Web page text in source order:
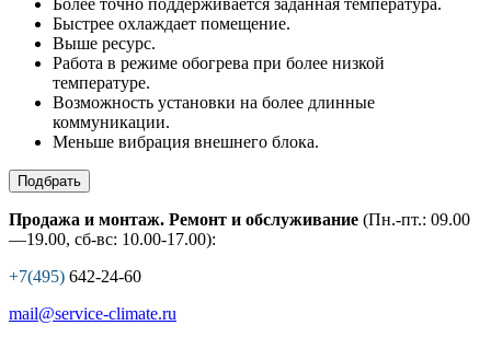
Более точно поддерживается заданная температура.
Быстрее охлаждает помещение.
Выше ресурс.
Работа в режиме обогрева при более низкой
температуре.
Возможность установки на более длинные
коммуникации.
Меньше вибрация внешнего блока.
Подбрать
Продажа и монтаж. Ремонт и обслуживание (Пн.-пт.: 09.00
—19.00, сб-вс: 10.00-17.00):
+7(495) 642-24-60
mail@service-climate.ru